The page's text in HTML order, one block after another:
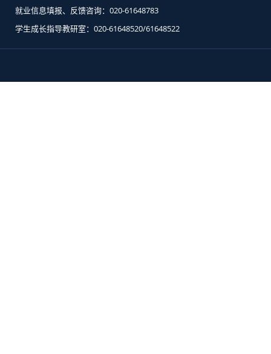
就业信息填报、反馈咨询：020-61648783
学生成长指导教研室：020-61648520/61648522